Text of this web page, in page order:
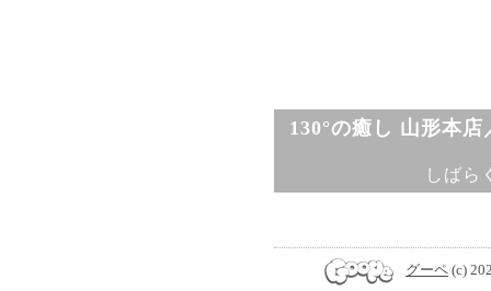
130°の癒し 山形本
しばら
グーペ (c)